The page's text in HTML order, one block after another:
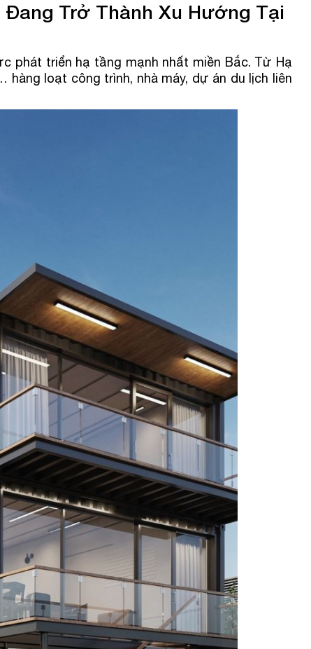
Đang Trở Thành Xu Hướng Tại
phát triển hạ tầng mạnh nhất miền Bắc. Từ Hạ
hàng loạt công trình, nhà máy, dự án du lịch liên